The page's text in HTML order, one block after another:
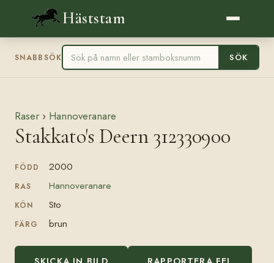
Häststam
SNABBSÖK SÖK
Raser › Hannoveranare
Stakkato's Deern 312330900
FÖDD 2000
RAS Hannoveranare
KÖN Sto
FÄRG brun